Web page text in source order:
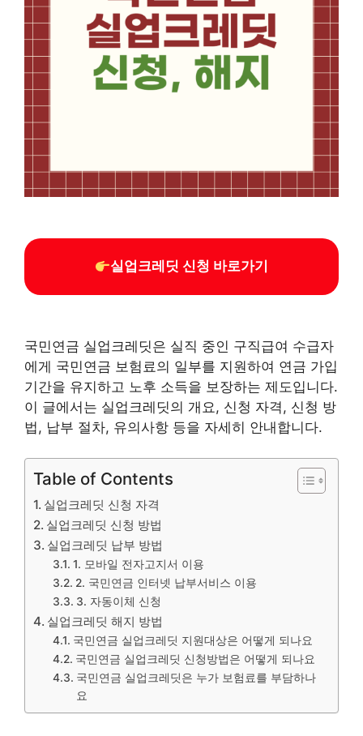
실업크레딧 신청 바로가기
국민연금 실업크레딧은 실직 중인 구직급여 수급자
에게 국민연금 보험료의 일부를 지원하여 연금 가입
기간을 유지하고 노후 소득을 보장하는 제도입니다.
이 글에서는 실업크레딧의 개요, 신청 자격, 신청 방
법, 납부 절차, 유의사항 등을 자세히 안내합니다.
Table of Contents
실업크레딧 신청 자격
실업크레딧 신청 방법
실업크레딧 납부 방법
1. 모바일 전자고지서 이용
2. 국민연금 인터넷 납부서비스 이용
3. 자동이체 신청
실업크레딧 해지 방법
국민연금 실업크레딧 지원대상은 어떻게 되나요
국민연금 실업크레딧 신청방법은 어떻게 되나요
국민연금 실업크레딧은 누가 보험료를 부담하나
요